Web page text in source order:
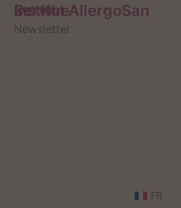
Service
Contact
Newsletter
Institut AllergoSan
FR